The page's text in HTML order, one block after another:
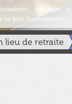
ermitages et
en pays francophones.
lieu de retraite